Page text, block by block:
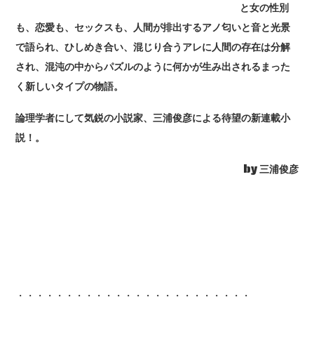
と女の性別
も、恋愛も、セックスも、人間が排出するアノ匂いと音と光景
で語られ、ひしめき合い、混じり合うアレに人間の存在は分解
され、混沌の中からパズルのように何かが生み出されるまった
く新しいタイプの物語。
論理学者にして気鋭の小説家、三浦俊彦による待望の新連載小
説！。
by 三浦俊彦
・・・・・・・・・・・・・・・・・・・・・・・・